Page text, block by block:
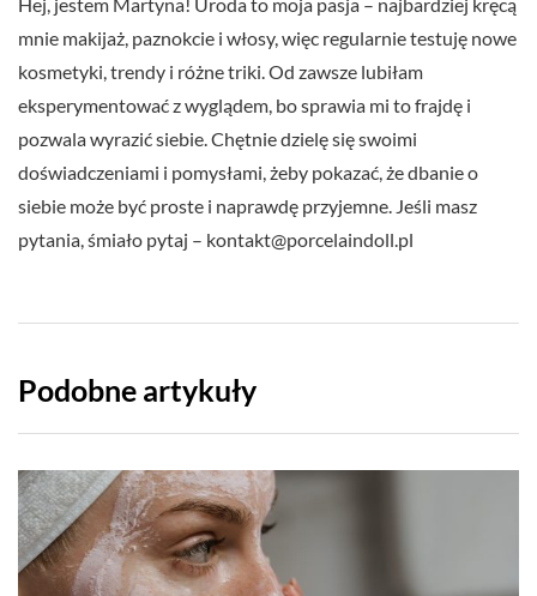
mnie makijaż, paznokcie i włosy, więc regularnie testuję nowe
kosmetyki, trendy i różne triki. Od zawsze lubiłam
eksperymentować z wyglądem, bo sprawia mi to frajdę i
pozwala wyrazić siebie. Chętnie dzielę się swoimi
doświadczeniami i pomysłami, żeby pokazać, że dbanie o
siebie może być proste i naprawdę przyjemne. Jeśli masz
pytania, śmiało pytaj – kontakt@porcelaindoll.pl
Podobne artykuły